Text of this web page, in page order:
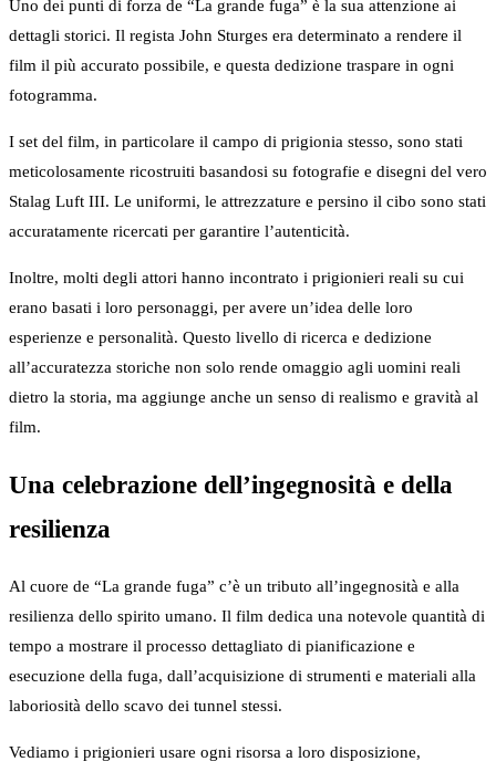
Uno dei punti di forza de “La grande fuga” è la sua attenzione ai
dettagli storici. Il regista John Sturges era determinato a rendere il
film il più accurato possibile, e questa dedizione traspare in ogni
fotogramma.
I set del film, in particolare il campo di prigionia stesso, sono stati
meticolosamente ricostruiti basandosi su fotografie e disegni del vero
Stalag Luft III. Le uniformi, le attrezzature e persino il cibo sono stati
accuratamente ricercati per garantire l’autenticità.
Inoltre, molti degli attori hanno incontrato i prigionieri reali su cui
erano basati i loro personaggi, per avere un’idea delle loro
esperienze e personalità. Questo livello di ricerca e dedizione
all’accuratezza storiche non solo rende omaggio agli uomini reali
dietro la storia, ma aggiunge anche un senso di realismo e gravità al
film.
Una celebrazione dell’ingegnosità e della
resilienza
Al cuore de “La grande fuga” c’è un tributo all’ingegnosità e alla
resilienza dello spirito umano. Il film dedica una notevole quantità di
tempo a mostrare il processo dettagliato di pianificazione e
esecuzione della fuga, dall’acquisizione di strumenti e materiali alla
laboriosità dello scavo dei tunnel stessi.
Vediamo i prigionieri usare ogni risorsa a loro disposizione,